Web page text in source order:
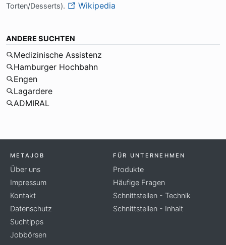
Tor­ten/Des­serts).
Wikipedia
ANDERE SUCHTEN
Medizinische Assistenz
Hamburger Hochbahn
Engen
Lagardere
ADMIRAL
METAJOB
Über uns
Impressum
Kontakt
Datenschutz
Suchtipps
Jobbörsen
FÜR UNTERNEHMEN
Produkte
Häufige Fragen
Schnittstellen - Technik
Schnittstellen - Inhalt